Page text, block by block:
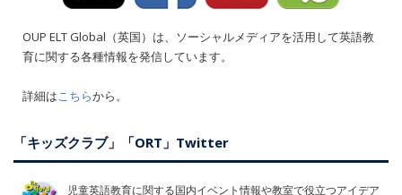
OUP ELT Global（英国）は、ソーシャルメディアを活用して英語教
育に関する各種情報を発信しています。
詳細はこちらから。
「キッズクラブ」「ORT」Twitter
児童英語教育に関する国内イベント情報や教室で役立つアイデア